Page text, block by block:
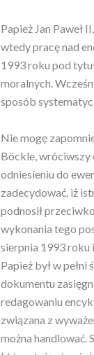
Papież Jan Paweł
wtedy pracę nad
1993 roku pod
moralnych.
sposób
Nie mogę
Böckle, wróciwszy
odniesieniu do
zadecydować, iż
podnosił
wykonania tego
sierpnia 1993 roku
Papież był w
dokumentu
redagowaniu
związana z
można handlować.